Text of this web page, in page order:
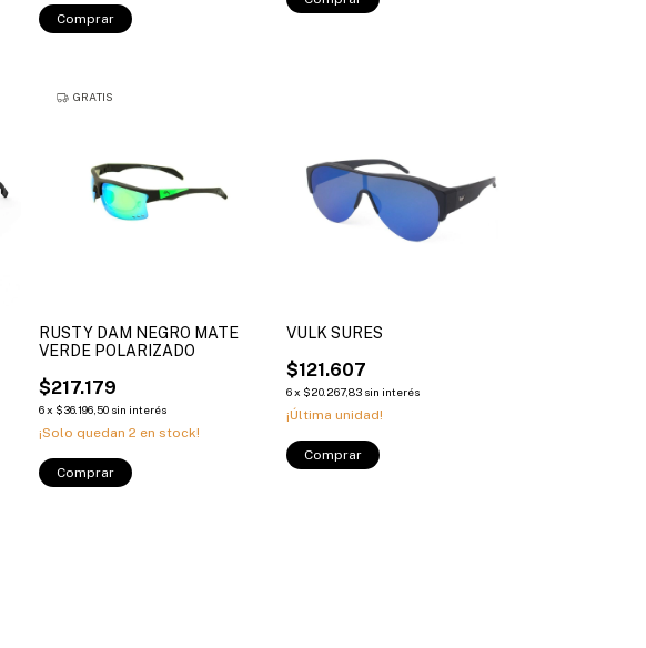
Comprar
GRATIS
RUSTY DAM NEGRO MATE
VERDE POLARIZADO
$217.179
6x $36.196,50 sin interés
¡Solo quedan2 en stock!
Comprar
VULK SURES
$121.607
6 x $20.267,83 sin interés
¡Última unidad!
Comprar